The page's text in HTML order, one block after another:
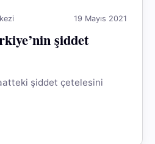
19 Mayıs 2021
şiddet
şiddet çetelesini